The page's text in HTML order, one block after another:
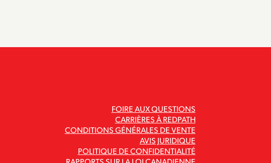
FOIRE AUX QUESTIONS
CARRIÈRES À REDPATH
CONDITIONS GÉNÉRALES DE VENTE
AVIS JURIDIQUE
POLITIQUE DE CONFIDENTIALITÉ